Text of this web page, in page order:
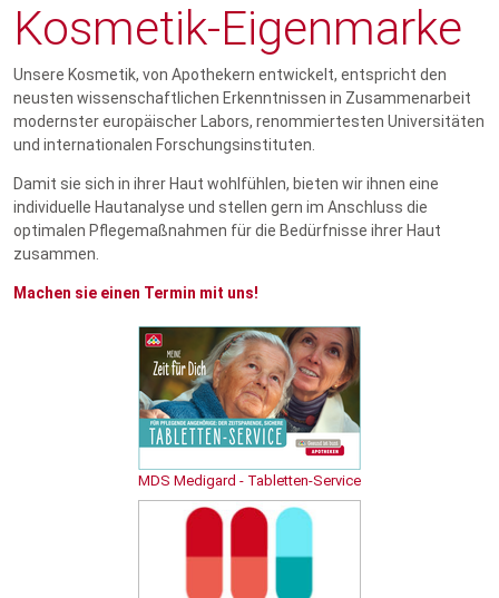
Kosmetik-Eigenmarke
Unsere Kosmetik, von Apothekern entwickelt, entspricht den
neusten wissenschaftlichen Erkenntnissen in Zusammenarbeit
modernster europäischer Labors, renommiertesten Universitäten
und internationalen Forschungsinstituten.
Damit sie sich in ihrer Haut wohlfühlen, bieten wir ihnen eine
individuelle Hautanalyse und stellen gern im Anschluss die
optimalen Pflegemaßnahmen für die Bedürfnisse ihrer Haut
zusammen.
Machen sie einen Termin mit uns!
MDS Medigard - Tabletten-Service